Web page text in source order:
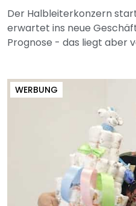
Der Halbleiterkonzern
erwartet ins neue
Prognose - das liegt aber
WERBUNG